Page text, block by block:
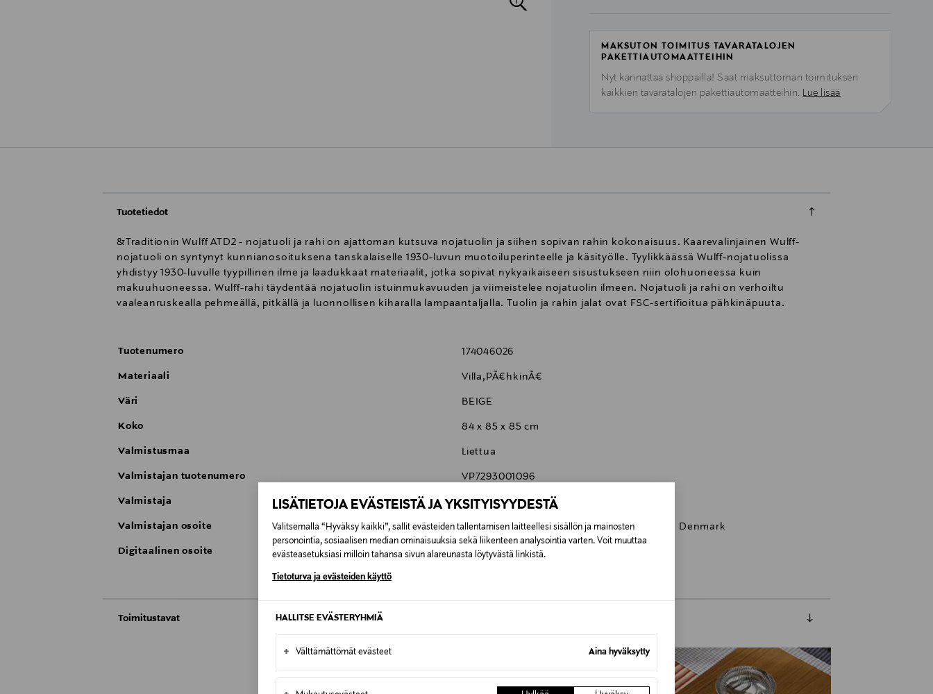
LISÄTIETOJA EVÄSTEISTÄ JA YKSITYISYYDESTÄ
Valitsemalla “Hyväksy kaikki”, sallit evästeiden tallentamisen laitteellesi sisällön ja mainosten
personointia, sosiaalisen median ominaisuuksia sekä liikenteen analysointia varten. Voit muuttaa
evästeasetuksiasi milloin tahansa sivun alareunasta löytyvästä linkistä.
Tietoturva ja evästeiden käyttö
HALLITSE EVÄSTERYHMIÄ
+ Välttämättömät evästeet Aina hyväksytty
MAKSUTON TOIMITUS TAVARATALOJEN
PAKETTIAUTOMAATTEIHIN
Nyt kannattaa shoppailla! Saat maksuttoman toimituksen
kaikkien tavaratalojen pakettiautomaatteihin. Lue lisää
Tuotetiedot
&Traditionin Wulff ATD2 - nojatuoli ja rahi on ajattoman kutsuva nojatuolin ja siihen sopivan rahin kokonaisuus. Kaarevalinjainen Wulff-
nojatuoli on syntynyt kunnianosoituksena tanskalaiselle 1930-luvun muotoiluperinteelle ja käsityölle. Tyylikkäässä Wulff-nojatuolissa
yhdistyy 1930-luvulle tyypillinen ilme ja laadukkaat materiaalit, jotka sopivat nykyaikaiseen sisustukseen niin olohuoneessa kuin
makuuhuoneessa. Wulff-rahi täydentää nojatuolin istuinmukavuuden ja viimeistelee nojatuolin ilmeen. Nojatuoli ja rahi on verhoiltu
vaaleanruskealla pehmeällä, pitkällä ja luonnollisen kiharalla lampaantaljalla. Tuolin ja rahin jalat ovat FSC-sertifioitua pähkinäpuuta.
Tuotenumero 174046026
Materiaali Villa,PÃ¤hkinÃ¤
Väri BEIGE
Koko 84 x 85 x 85 cm
Valmistusmaa Liettua
Valmistajan tuotenumero VP7293001096
Valmistaja &Tradition A/S
Valmistajan osoite Kronprinsessegade 4, 1306 Copenhagen K, Denmark
Digitaalinen osoite info@andtradition.com
Toimitustavat
6,90 €